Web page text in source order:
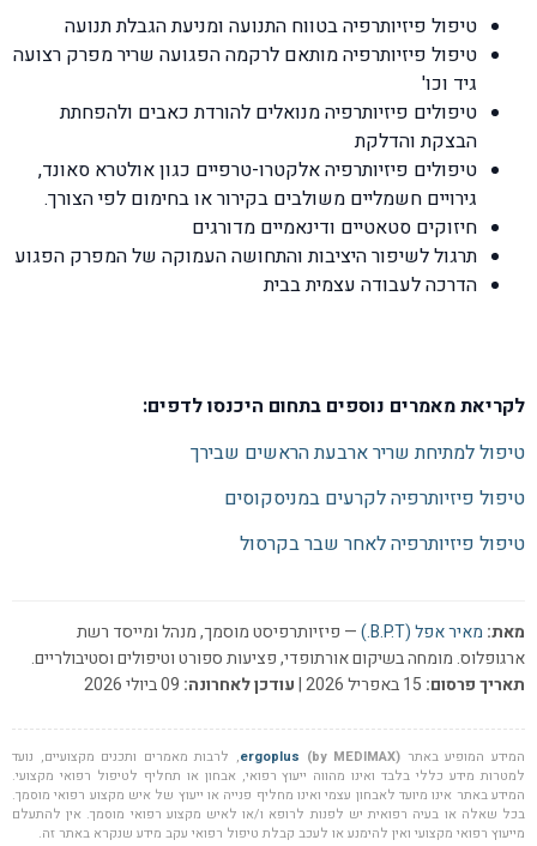
טיפול פיזיותרפיה בטווח התנועה ומניעת הגבלת תנועה
טיפול פיזיותרפיה מותאם לרקמה הפגועה שריר מפרק רצועה
גיד וכו'
טיפולים פיזיותרפיה מנואלים להורדת כאבים ולהפחתת
הבצקת והדלקת
טיפולים פיזיותרפיה אלקטרו-טרפיים כגון אולטרא סאונד,
גירויים חשמליים משולבים בקירור או בחימום לפי הצורך.
חיזוקים סטאטיים ודינאמיים מדורגים
תרגול לשיפור היציבות והתחושה העמוקה של המפרק הפגוע
הדרכה לעבודה עצמית בבית
לקריאת מאמרים נוספים בתחום היכנסו לדפים:
טיפול למתיחת שריר ארבעת הראשים שבירך
טיפול פיזיותרפיה לקרעים במניסקוסים
טיפול פיזיותרפיה לאחר שבר בקרסול
מאת: מאיר אפל (B.P.T.)
— פיזיותרפיסט מוסמך, מנהל ומייסד רשת
ארגופלוס. מומחה בשיקום אורתופדי, פציעות ספורט וטיפולים וסטיבולריים.
תאריך פרסום:
עודכן לאחרונה:
המידע המופיע באתר ergoplus (by MEDIMAX)
, לרבות מאמרים ותכנים מקצועיים, נועד
למטרות מידע כללי בלבד ואינו מהווה ייעוץ רפואי, אבחון או תחליף לטיפול רפואי מקצועי.
המידע באתר אינו מיועד לאבחון עצמי ואינו מחליף פנייה או ייעוץ של איש מקצוע רפואי מוסמך.
בכל שאלה או בעיה רפואית יש לפנות לרופא ו/או לאיש מקצוע רפואי מוסמך. אין להתעלם
מייעוץ רפואי מקצועי ואין להימנע או לעכב קבלת טיפול רפואי עקב מידע שנקרא באתר זה.